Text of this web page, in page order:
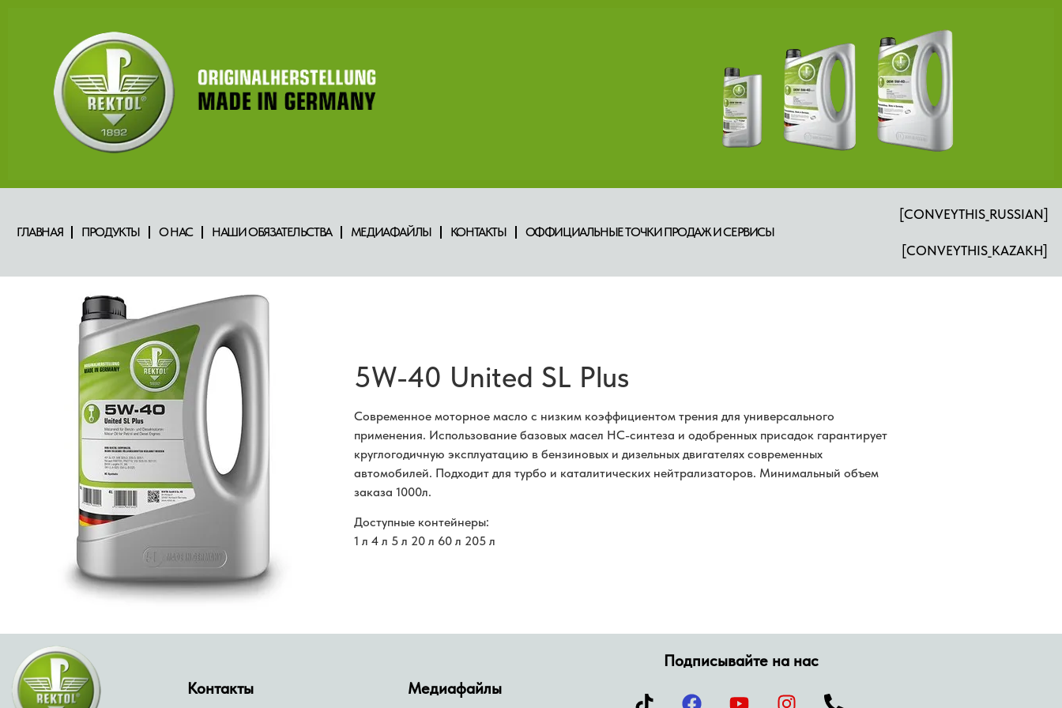
ГЛАВНАЯ ПРОДУКТЫ О НАС НАШИ ОБЯЗАТЕЛЬСТВА МЕДИАФАЙЛЫ КОНТАКТЫ ОФФИЦИАЛЬНЫЕ ТОЧКИ ПРОДАЖ И СЕРВИСЫ
[CONVEYTHIS_RUSSIAN]
[CONVEYTHIS_KAZAKH]
5W-40 United SL Plus
Современное моторное масло с низким коэффициентом трения для универсального
применения. Использование базовых масел HC-синтеза и одобренных присадок гарантирует
круглогодичную эксплуатацию в бензиновых и дизельных двигателях современных
автомобилей. Подходит для турбо и каталитических нейтрализаторов. Минимальный объем
заказа 1000л.
Доступные контейнеры:
1 л 4 л 5 л 20 л 60 л 205 л
Контакты Медиафайлы
Подписывайте на нас